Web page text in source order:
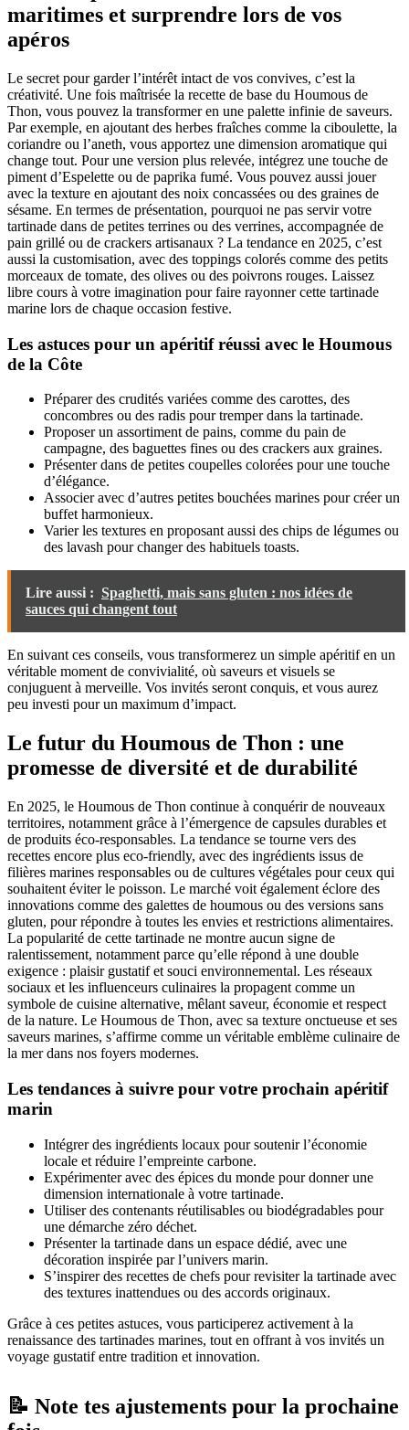
maritimes et surprendre lors de vos
apéros
Le secret pour garder l’intérêt intact de vos convives, c’est la
créativité. Une fois maîtrisée la recette de base du Houmous de
Thon, vous pouvez la transformer en une palette infinie de saveurs.
Par exemple, en ajoutant des herbes fraîches comme la ciboulette, la
coriandre ou l’aneth, vous apportez une dimension aromatique qui
change tout. Pour une version plus relevée, intégrez une touche de
piment d’Espelette ou de paprika fumé. Vous pouvez aussi jouer
avec la texture en ajoutant des noix concassées ou des graines de
sésame. En termes de présentation, pourquoi ne pas servir votre
tartinade dans de petites terrines ou des verrines, accompagnée de
pain grillé ou de crackers artisanaux ? La tendance en 2025, c’est
aussi la customisation, avec des toppings colorés comme des petits
morceaux de tomate, des olives ou des poivrons rouges. Laissez
libre cours à votre imagination pour faire rayonner cette tartinade
marine lors de chaque occasion festive.
Les astuces pour un apéritif réussi avec le Houmous
de la Côte
Préparer des crudités variées comme des carottes, des
concombres ou des radis pour tremper dans la tartinade.
Proposer un assortiment de pains, comme du pain de
campagne, des baguettes fines ou des crackers aux graines.
Présenter dans de petites coupelles colorées pour une touche
d’élégance.
Associer avec d’autres petites bouchées marines pour créer un
buffet harmonieux.
Varier les textures en proposant aussi des chips de légumes ou
des lavash pour changer des habituels toasts.
Lire aussi : Spaghetti, mais sans gluten : nos idées de
sauces qui changent tout
En suivant ces conseils, vous transformerez un simple apéritif en un
véritable moment de convivialité, où saveurs et visuels se
conjuguent à merveille. Vos invités seront conquis, et vous aurez
peu investi pour un maximum d’impact.
Le futur du Houmous de Thon : une
promesse de diversité et de durabilité
En 2025, le Houmous de Thon continue à conquérir de nouveaux
territoires, notamment grâce à l’émergence de capsules durables et
de produits éco-responsables. La tendance se tourne vers des
recettes encore plus eco-friendly, avec des ingrédients issus de
filières marines responsables ou de cultures végétales pour ceux qui
souhaitent éviter le poisson. Le marché voit également éclore des
innovations comme des galettes de houmous ou des versions sans
gluten, pour répondre à toutes les envies et restrictions alimentaires.
La popularité de cette tartinade ne montre aucun signe de
ralentissement, notamment parce qu’elle répond à une double
exigence : plaisir gustatif et souci environnemental. Les réseaux
sociaux et les influenceurs culinaires la propagent comme un
symbole de cuisine alternative, mêlant saveur, économie et respect
de la nature. Le Houmous de Thon, avec sa texture onctueuse et ses
saveurs marines, s’affirme comme un véritable emblème culinaire de
la mer dans nos foyers modernes.
Les tendances à suivre pour votre prochain apéritif
marin
Intégrer des ingrédients locaux pour soutenir l’économie
locale et réduire l’empreinte carbone.
Expérimenter avec des épices du monde pour donner une
dimension internationale à votre tartinade.
Utiliser des contenants réutilisables ou biodégradables pour
une démarche zéro déchet.
Présenter la tartinade dans un espace dédié, avec une
décoration inspirée par l’univers marin.
S’inspirer des recettes de chefs pour revisiter la tartinade avec
des textures inattendues ou des accords originaux.
Grâce à ces petites astuces, vous participerez activement à la
renaissance des tartinades marines, tout en offrant à vos invités un
voyage gustatif entre tradition et innovation.
📝 Note tes ajustements pour la prochaine